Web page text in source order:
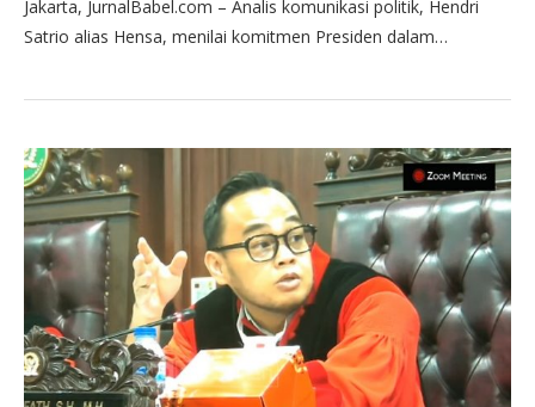
Jakarta, JurnalBabel.com – Analis komunikasi politik, Hendri
Satrio alias Hensa, menilai komitmen Presiden dalam…